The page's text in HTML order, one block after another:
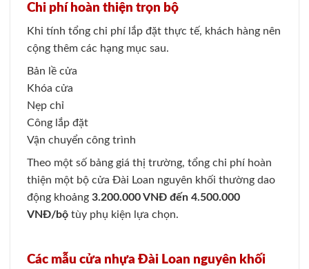
Chi phí hoàn thiện trọn bộ
Khi tính tổng chi phí lắp đặt thực tế, khách hàng nên
cộng thêm các hạng mục sau.
Bản lề cửa
Khóa cửa
Nẹp chỉ
Công lắp đặt
Vận chuyển công trình
Theo một số bảng giá thị trường, tổng chi phí hoàn
thiện một bộ cửa Đài Loan nguyên khối thường dao
động khoảng 3.200.000 VNĐ đến 4.500.000
VNĐ/bộ tùy phụ kiện lựa chọn.
Các mẫu cửa nhựa Đài Loan nguyên khối